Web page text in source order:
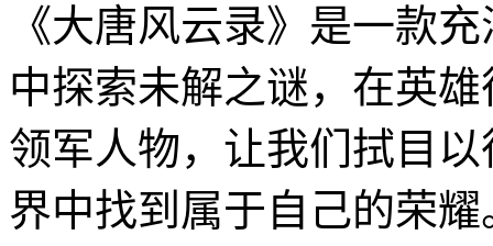
《大唐风云录》是一款
中探索未解之谜，在英
领军人物，让我们拭目
界中找到属于自己的荣耀